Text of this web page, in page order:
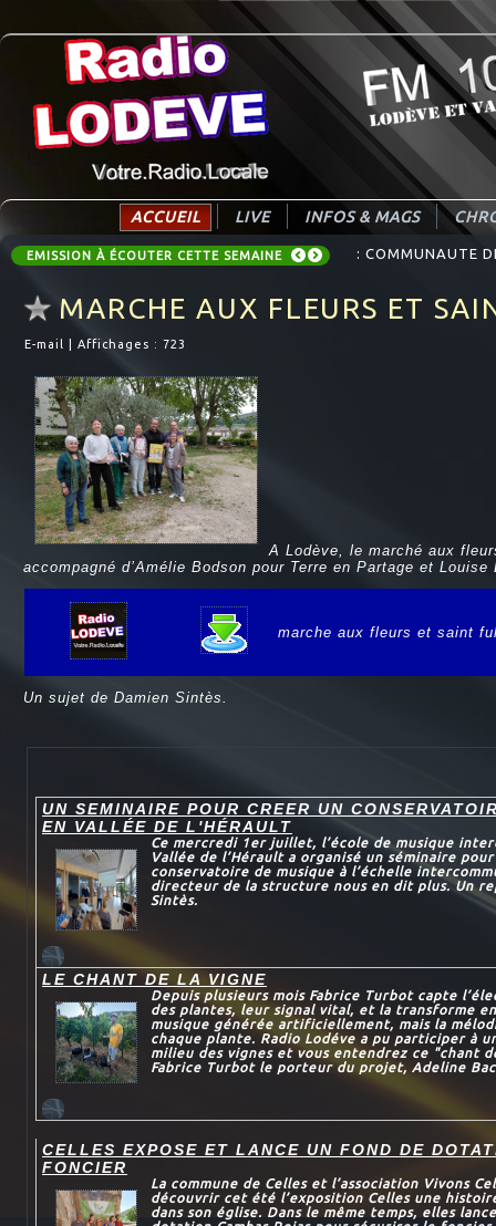
ACCUEIL LIVE INFOS & MAGS
EMISSION À ÉCOUTER CETTE SEMAINE : COMMUNAUTE
MARCHE AUX FLEURS ET
E-mail Affichages : 723
A Lodève, le marché aux
accompagné d’Amélie Bodson pour Terre en Partage et
marche aux fleurs et saint
Un sujet de Damien Sintès.
UN SEMINAIRE POUR CREER UN
EN VALLÉE DE L'HÉRAULT
Ce mercredi 1er juillet, l’école de musique
Vallée de l’Hérault a organisé un séminaire
conservatoire de musique à l’échelle
directeur de la structure nous en dit plus. Un
Sintès.
LE CHANT DE LA VIGNE
Depuis plusieurs mois Fabrice Turbot capte
des plantes, leur signal vital, et la transforme
musique générée artificiellement, mais la
chaque plante. Radio Lodéve a pu participer à
milieu des vignes et vous entendrez ce "chant
Fabrice Turbot le porteur du projet, Adeline
CELLES EXPOSE ET LANCE UN FOND DE
FONCIER
La commune de Celles et l’association Vivons
découvrir cet été l’exposition Celles une
dans son église. Dans le même temps, elles